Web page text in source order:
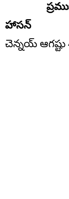
ప్రముఖ
హాసన్
చెన్నయ్ ఆగష్టు